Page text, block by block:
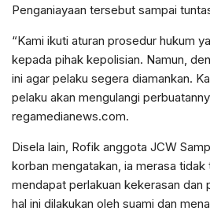
Penganiayaan tersebut sampai
“Kami ikuti aturan prosedur hukum
kepada pihak kepolisian. Namun,
ini agar pelaku segera diamankan.
pelaku akan mengulangi
regamedianews.com.
Disela lain, Rofik anggota JCW
korban mengatakan, ia merasa
mendapat perlakuan kekerasan dan
hal ini dilakukan oleh suami dan